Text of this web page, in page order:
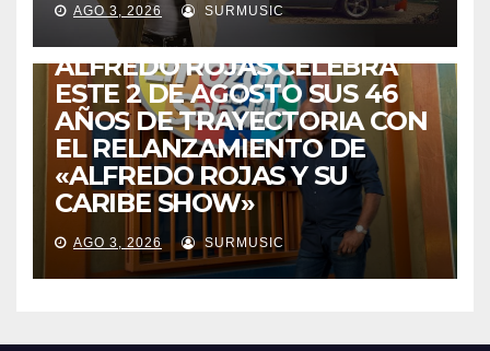
AGO 3, 2026 SURMUSIC
VENEZUELA
DE VUELTA A CASA:
ALFREDO ROJAS CELEBRA
ESTE 2 DE AGOSTO SUS 46
AÑOS DE TRAYECTORIA CON
EL RELANZAMIENTO DE
«ALFREDO ROJAS Y SU
CARIBE SHOW»
AGO 3, 2026 SURMUSIC